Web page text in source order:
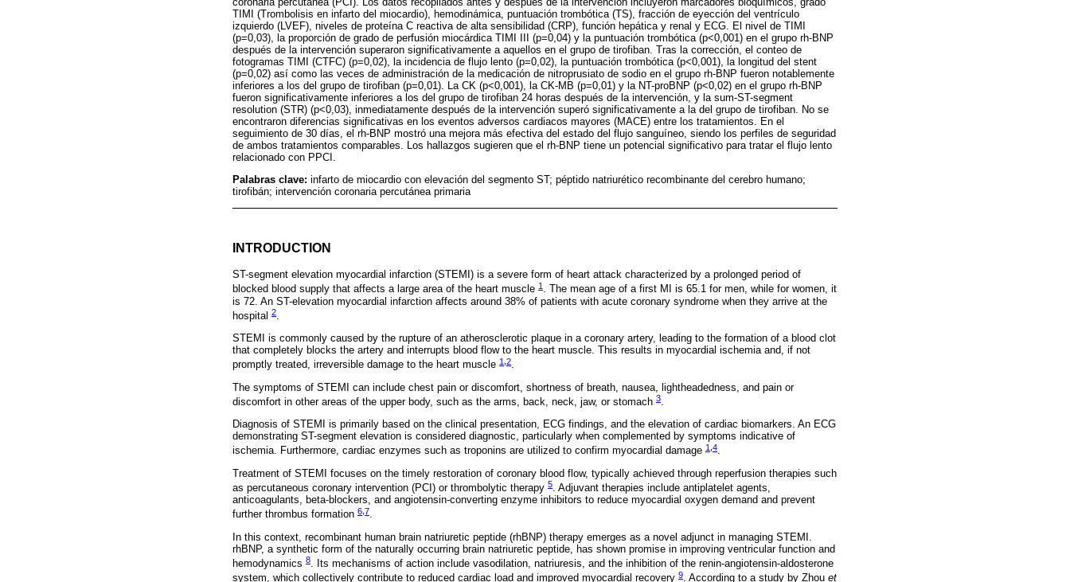
TIMI (Trombolisis en infarto del miocardio), hemodinámica, puntuación trombótica (TS), fracción de eyección del ventrículo
izquierdo (LVEF), niveles de proteína C reactiva de alta sensibilidad (CRP), función hepática y renal y ECG. El nivel de TIMI
(p=0,03), la proporción de grado de perfusión miocárdica TIMI III (p=0,04) y la puntuación trombótica (p<0,001) en el grupo rh-BNP
después de la intervención superaron significativamente a aquellos en el grupo de tirofiban. Tras la corrección, el conteo de
fotogramas TIMI (CTFC) (p=0,02), la incidencia de flujo lento (p=0,02), la puntuación trombótica (p<0,001), la longitud del stent
(p=0,02) así como las veces de administración de la medicación de nitroprusiato de sodio en el grupo rh-BNP fueron notablemente
inferiores a los del grupo de tirofiban (p=0,01). La CK (p<0,001), la CK-MB (p=0,01) y la NT-proBNP (p<0,02) en el grupo rh-BNP
fueron significativamente inferiores a los del grupo de tirofiban 24 horas después de la intervención, y la sum-ST-segment
resolution (STR) (p<0,03), inmediatamente después de la intervención superó significativamente a la del grupo de tirofiban. No se
encontraron diferencias significativas en los eventos adversos cardiacos mayores (MACE) entre los tratamientos. En el
seguimiento de 30 días, el rh-BNP mostró una mejora más efectiva del estado del flujo sanguíneo, siendo los perfiles de seguridad
de ambos tratamientos comparables. Los hallazgos sugieren que el rh-BNP tiene un potencial significativo para tratar el flujo lento
relacionado con PPCI.
Palabras clave: infarto de miocardio con elevación del segmento ST; péptido natriurético recombinante del cerebro humano;
tirofibán; intervención coronaria percutánea primaria
INTRODUCTION
ST-segment elevation myocardial infarction (STEMI) is a severe form of heart attack characterized by a prolonged period of
blocked blood supply that affects a large area of the heart muscle 1 . The mean age of a first MI is 65.1 for men, while for women, it
is 72. An ST-elevation myocardial infarction affects around 38% of patients with acute coronary syndrome when they arrive at the
hospital 2.
STEMI is commonly caused by the rupture of an atherosclerotic plaque in a coronary artery, leading to the formation of a blood clot
that completely blocks the artery and interrupts blood flow to the heart muscle. This results in myocardial ischemia and, if not
promptly treated, irreversible damage to the heart muscle 1 2.
The symptoms of STEMI can include chest pain or discomfort, shortness of breath, nausea, lightheadedness, and pain or
discomfort in other areas of the upper body, such as the arms, back, neck, jaw, or stomach 3.
Diagnosis of STEMI is primarily based on the clinical presentation, ECG findings, and the elevation of cardiac biomarkers. An ECG
demonstrating ST-segment elevation is considered diagnostic, particularly when complemented by symptoms indicative of
ischemia. Furthermore, cardiac enzymes such as troponins are utilized to confirm myocardial damage 1 ,4.
Treatment of STEMI focuses on the timely restoration of coronary blood flow, typically achieved through reperfusion therapies such
as percutaneous coronary intervention (PCI) or thrombolytic therapy 5. Adjuvant therapies include antiplatelet agents,
anticoagulants, beta-blockers, and angiotensin-converting enzyme inhibitors to reduce myocardial oxygen demand and prevent
further thrombus formation 6 7.
In this context, recombinant human brain natriuretic peptide (rhBNP) therapy emerges as a novel adjunct in managing STEMI.
rhBNP, a synthetic form of the naturally occurring brain natriuretic peptide, has shown promise in improving ventricular function and
hemodynamics 8. Its mechanisms of action include vasodilation, natriuresis, and the inhibition of the renin-angiotensin-aldosterone
system, which collectively contribute to reduced cardiac load and improved myocardial recovery 9. According to a study by Zhou et